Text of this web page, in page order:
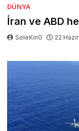
DÜNYA
İran ve ABD
SoleKinG 22